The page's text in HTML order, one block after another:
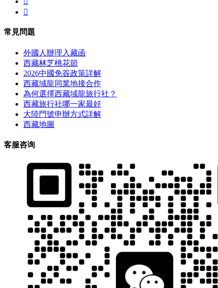

常見問題
外國人辦理入藏函
西藏林芝桃花節
2026中國免簽政策詳解
西藏域龍同業地接合作
為何選擇西藏域龍旅行社？
西藏旅行社哪一家最好
大陸門號申辦方式詳解
西藏地圖
客服咨询